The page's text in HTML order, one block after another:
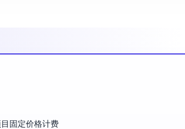
固定价格计费